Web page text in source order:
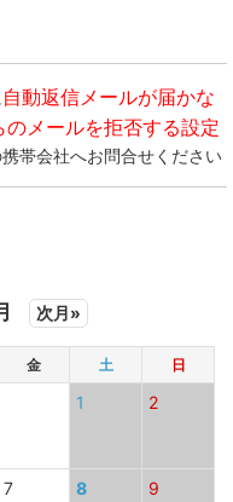
自動返信メールが届かな
のメールを拒否する設定
帯会社へお問合せください
次月»
金 土 日
1 2
7 8 9